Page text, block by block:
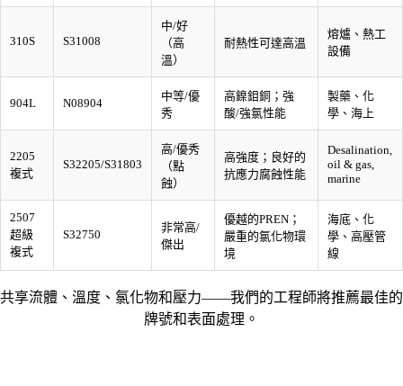
310S S31008
中/好
（高
溫）
耐熱性可達高溫
熔爐、熱工
設備
904L N08904
中等/優
秀
高鎳鉬銅；強
酸/強氯性能
製藥、化
學、海上
2205
複式
S32205/S31803
高/優秀
（點
蝕）
高強度；良好的
抗應力腐蝕性能
Desalination,
oil & gas,
marine
2507
超級
複式
S32750
非常高/
傑出
優越的PREN；
嚴重的氯化物環
境
海底、化
學、高壓管
線
共享流體、溫度、氯化物和壓力——我們的工程師將推薦最佳的
牌號和表面處理。